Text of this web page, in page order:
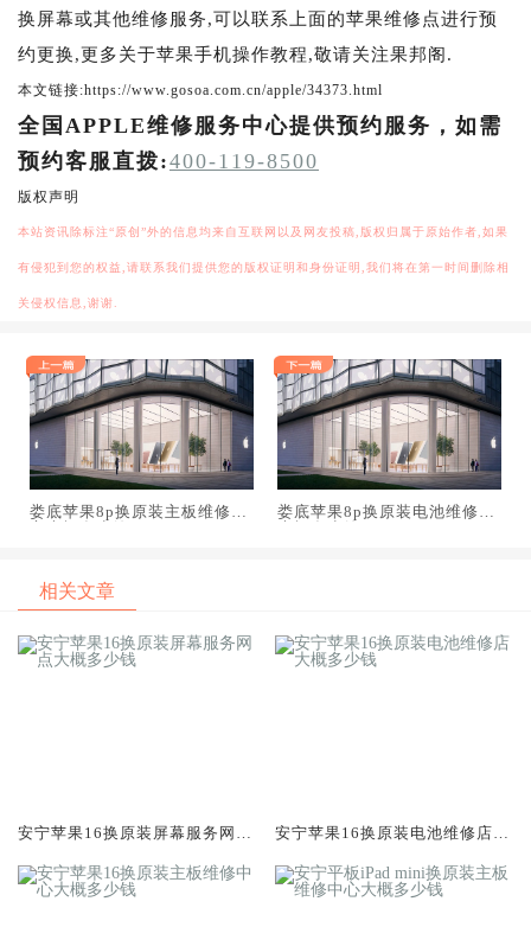
换屏幕或其他维修服务,可以联系上面的苹果维修点进行预
约更换,更多关于苹果手机操作教程,敬请关注果邦阁.
本文链接:https://www.gosoa.com.cn/apple/34373.html
全国APPLE维修服务中心提供预约服务，如需
预约客服直拨:400-119-8500
版权声明
本站资讯除标注“原创”外的信息均来自互联网以及网友投稿,版权归属于原始作者,如果
有侵犯到您的权益,请联系我们提供您的版权证明和身份证明,我们将在第一时间删除相
关侵权信息,谢谢.
娄底苹果8p换原装主板维修中
娄底苹果8p换原装电池维修店
相关文章
安宁苹果16换原装屏幕服务网点
安宁苹果16换原装电池维修店大